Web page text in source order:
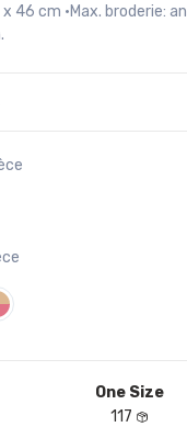
46 cm ·Max. broderie:
One Size
117